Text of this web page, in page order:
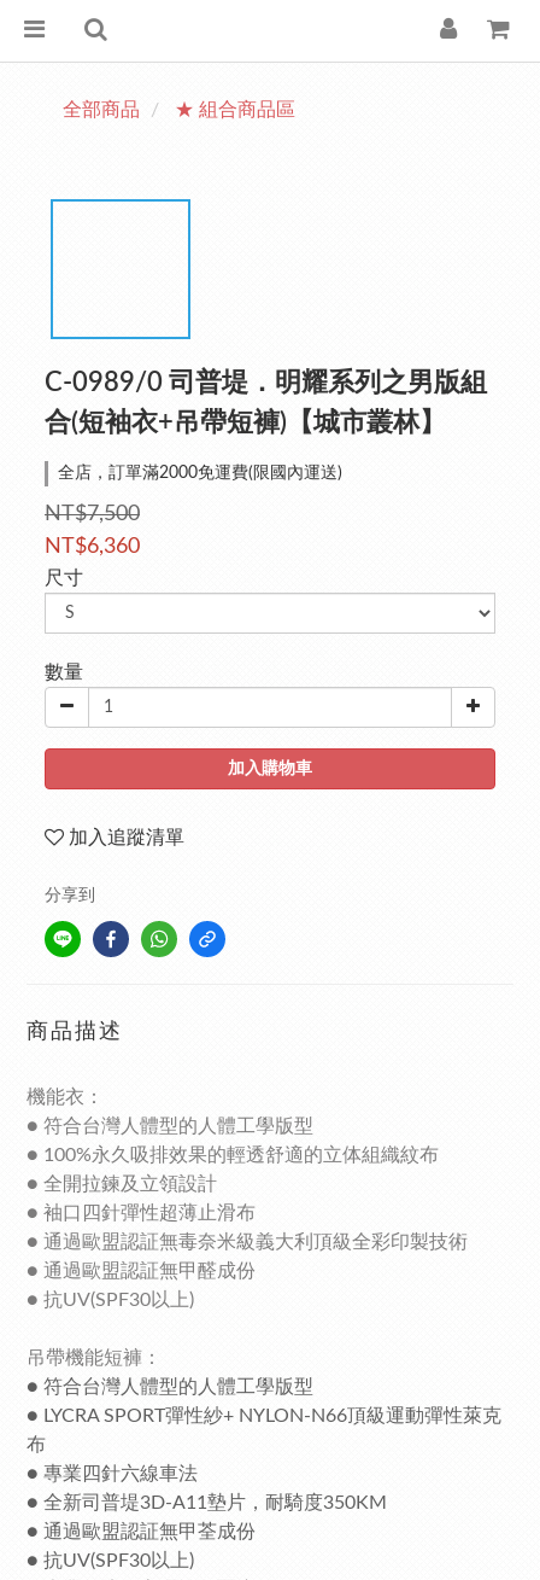
全部商品 ★ 組合商品區
C-0989/0 司普堤．明耀系列之男版組
合(短袖衣+吊帶短褲)【城市叢林】
全店，訂單滿2000免運費(限國內運送)
NT$7,500
NT$6,360
尺寸
數量
加入購物車
加入追蹤清單
分享到
商品描述
機能衣：
● 符合台灣人體型的人體工學版型
● 100%永久吸排效果的輕透舒適的立体組織紋布
● 全開拉鍊及立領設計
● 袖口四針彈性超薄止滑布
● 通過歐盟認証無毒奈米級義大利頂級全彩印製技術
● 通過歐盟認証無甲醛成份
● 抗UV(SPF30以上)
吊帶機能短褲：
● 符合台灣人體型的人體工學版型
● LYCRA SPORT彈性紗+ NYLON-N66頂級運動彈性萊克
布
● 專業四針六線車法
● 全新司普堤3D-A11墊片，耐騎度350KM
● 通過歐盟認証無甲荃成份
● 抗UV(SPF30以上)